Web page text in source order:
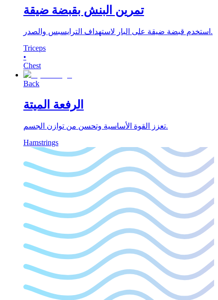
تمرين البنش بقبضة ضيقة
استخدم قبضة ضيقة على البار لاستهداف الترايسبس والصدر.
Triceps
•
Chest
Back
الرفعة الميتة
تعزز القوة الأساسية وتحسن من توازن الجسم.
Hamstrings